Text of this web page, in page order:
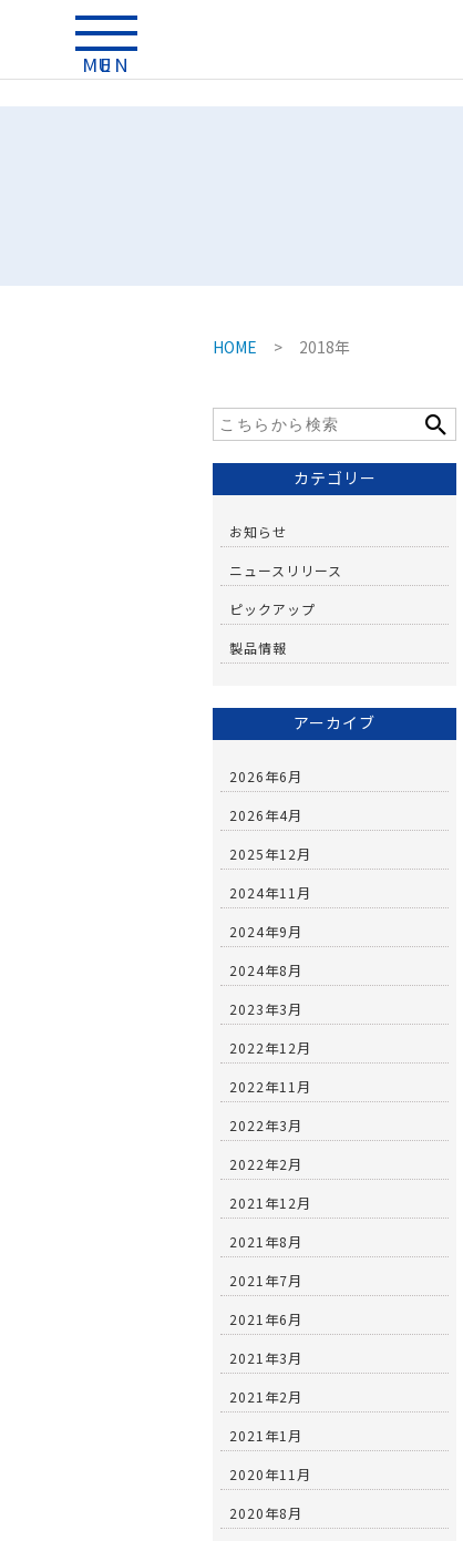
MENU
HOME > 2018年
カテゴリー
お知らせ
ニュースリリース
ピックアップ
製品情報
アーカイブ
2026年6月
2026年4月
2025年12月
2024年11月
2024年9月
2024年8月
2023年3月
2022年12月
2022年11月
2022年3月
2022年2月
2021年12月
2021年8月
2021年7月
2021年6月
2021年3月
2021年2月
2021年1月
2020年11月
2020年8月